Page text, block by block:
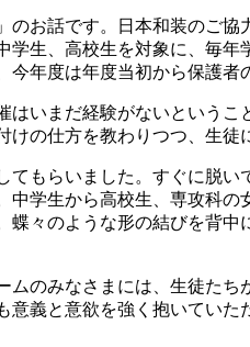
お話です。日本和装のご協
学生、高校生を対象に、毎
今年度は年度当初から保護者
いまだ経験がないというこ
の仕方を教わりつつ、生徒
もらいました。すぐに脱い
中学生から高校生、専攻科
蝶々のような形の結びを背
のみなさまには、生徒た
意義と意欲を強く抱いてい